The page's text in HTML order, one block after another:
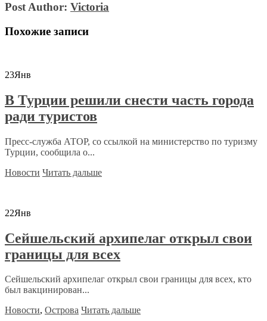
Post Author: Victoria
Похожие записи
23Янв
В Турции решили снести часть города
ради туристов
Пресс-служба АТОР, со ссылкой на министерство по туризму
Турции, сообщила о...
Новости Читать дальше
22Янв
Сейшельский архипелаг открыл свои
границы для всех
Сейшельский архипелаг открыл свои границы для всех, кто
был вакцинирован...
Новости, Острова Читать дальше